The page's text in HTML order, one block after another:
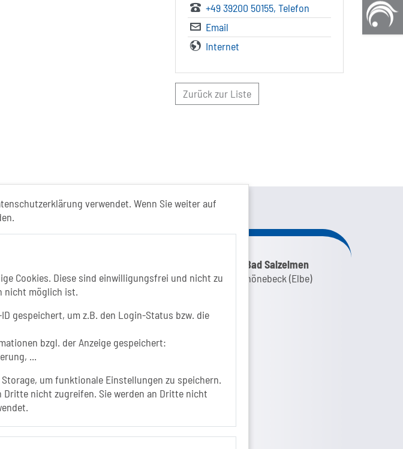
verwendet. Wenn Sie weiter auf
Cookies. Diese sind einwilligungsfrei und nicht zu
nicht möglich ist.
gespeichert, um z.B. den Login-Status bzw. die
bzgl. der Anzeige gespeichert:
...
um funktionale Einstellungen zu speichern.
nicht zugreifen. Sie werden an Dritte nicht
+49 39200 50155, Telefon
Email
Internet
Zurück zur Liste
Projekt von...
auf
Link zur Google-Maps Navigation
SOLEPARK Schönebeck/Bad Salzelmen
Eigenbetrieb der Stadt Schönebeck (Elbe)
+49 3928 7055-42
Infos zur Barrierefreiheit